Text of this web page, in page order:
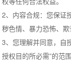
2、内容合规：您保证
秽色情、暴力恐怖、
3、您理解并同意，自
授权目的所必需”的范